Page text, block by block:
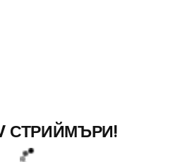
СТРИЙМЪРИ!